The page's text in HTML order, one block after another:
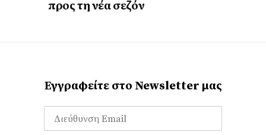
προς τη νέα σεζόν
Εγγραφείτε στο Newsletter μας